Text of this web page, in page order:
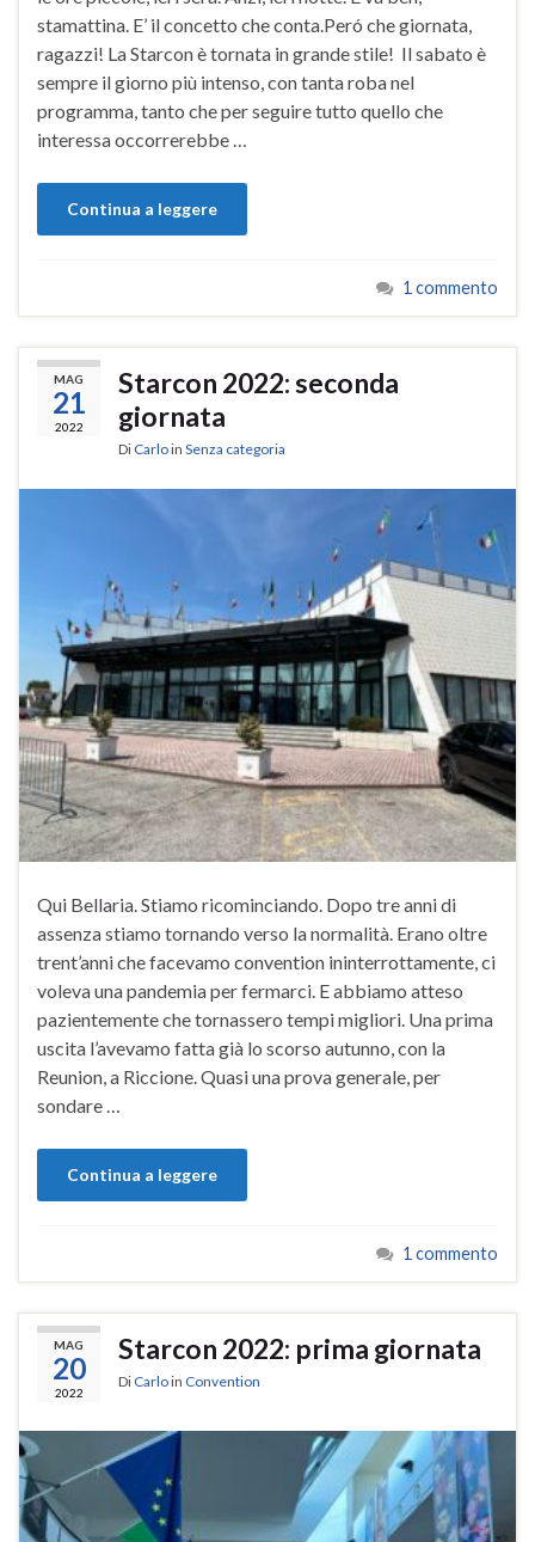
stamattina. E’ il concetto che conta.Peró che giornata,
ragazzi! La Starcon è tornata in grande stile! Il sabato è
sempre il giorno più intenso, con tanta roba nel
programma, tanto che per seguire tutto quello che
interessa occorrerebbe …
Continua a leggere
1 commento
MAG
21
2022
Starcon 2022: seconda
giornata
Di Carloin Senza categoria
Qui Bellaria. Stiamo ricominciando. Dopo tre anni di
assenza stiamo tornando verso la normalità. Erano oltre
trent’anni che facevamo convention ininterrottamente, ci
voleva una pandemia per fermarci. E abbiamo atteso
pazientemente che tornassero tempi migliori. Una prima
uscita l’avevamo fatta già lo scorso autunno, con la
Reunion, a Riccione. Quasi una prova generale, per
sondare …
Continua a leggere
1 commento
MAG
20
2022
Starcon 2022: prima giornata
Di Carloin Convention